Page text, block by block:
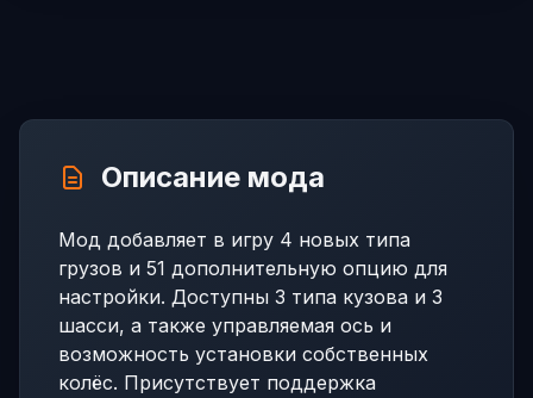
Описание мода
Мод добавляет в игру 4 новых типа
грузов и 51 дополнительную опцию для
настройки. Доступны 3 типа кузова и 3
шасси, а также управляемая ось и
возможность установки собственных
колёс. Присутствует поддержка